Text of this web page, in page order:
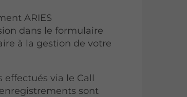
ARIES
dans le formulaire
à la gestion de votre
via le Call
sont